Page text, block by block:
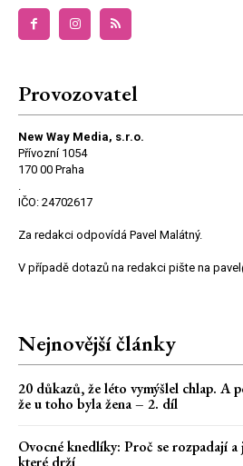
Provozovatel
New Way Media, s.r.o.
Přívozní 1054
170 00 Praha
IČO: 24702617
Za redakci odpovídá Pavel Malátný.
V případě dotazů na redakci pište na
Nejnovější články
20 důkazů, že léto vymýšlel chlap. A
že u toho byla žena – 2. díl
Ovocné knedlíky: Proč se rozpadají
které drží